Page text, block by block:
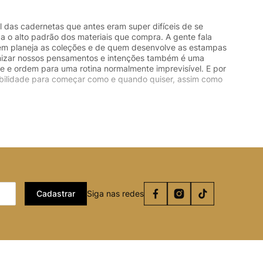
cadernetas que antes eram super difíceis de se
o alto padrão dos materiais que compra. A gente fala
planeja as coleções e de quem desenvolve as estampas
nossos pensamentos e intenções também é uma
ordem para uma rotina normalmente imprevisível. E por
para começar como e quando quiser, assim como
Cadastrar Siga nas redes